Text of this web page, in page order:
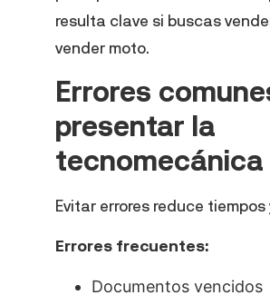
resulta clave si buscas
vender moto.
Errores
presentar la
tecnomecánica
Evitar errores reduce
Errores frecuentes:
Documentos vencidos